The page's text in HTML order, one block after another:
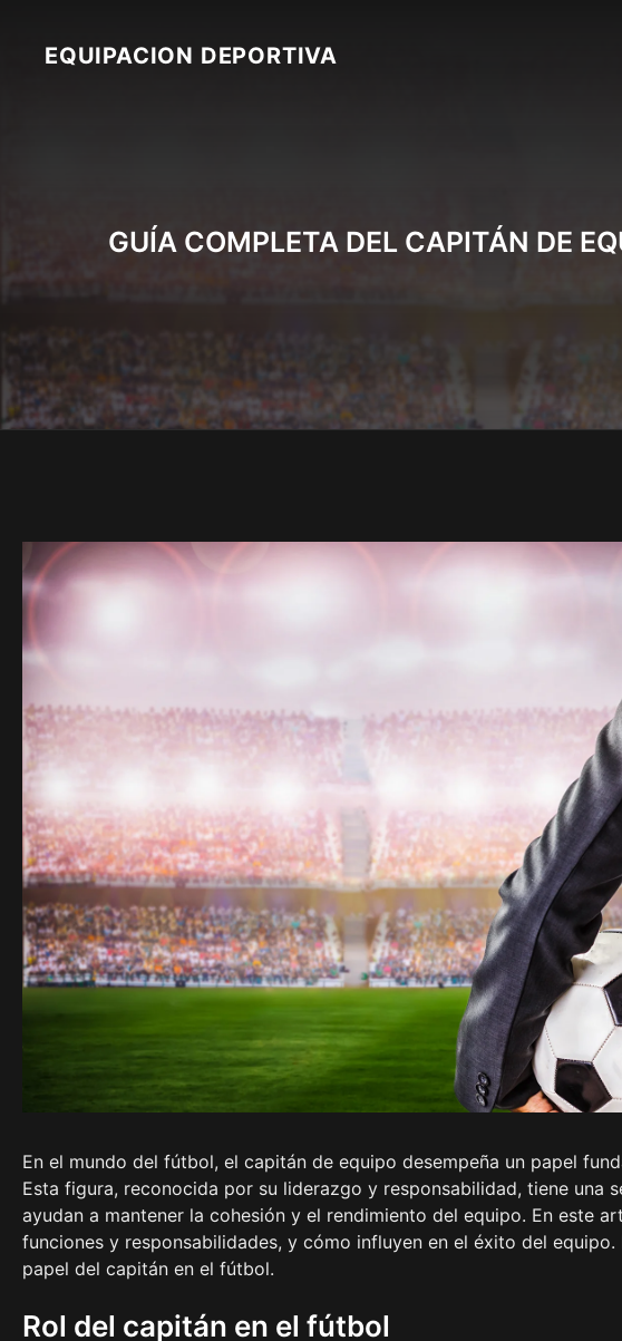
contentEQUIPACION DEPORTIVA
GUÍA COMPLETA DEL CAPITÁN DE
En el mundo del fútbol, el capitán de equipo desempeña un papel
Esta figura, reconocida por su liderazgo y responsabilidad, tiene una
ayudan a mantener la cohesión y el rendimiento del equipo. En este
funciones y responsabilidades, y cómo influyen en el éxito del
papel del capitán en el fútbol.
Rol del capitán en el fútbol